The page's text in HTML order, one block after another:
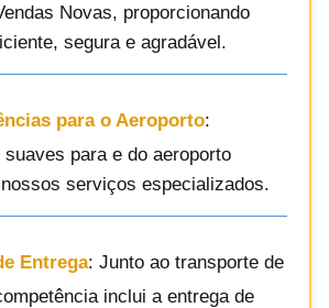
Novas, proporcionando
segura e agradável.
para o Aeroporto:
para e do aeroporto
serviços especializados.
Entrega: Junto ao transporte de
inclui a entrega de